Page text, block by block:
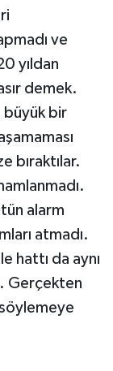
ve
yıldan
demek.
büyük bir
bıraktılar.
alarm
atmadı.
hattı da aynı
Gerçekten